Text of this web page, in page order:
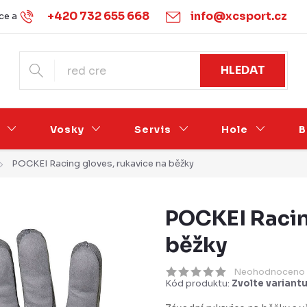
+420 732 655 668 info@xcsport.cz
a vrácení Obchodní podmínky Ochrana osobních údajů
HLEDAT
Vosky Servis Hole
POCKEI Racing gloves, rukavice na běžky
POCKEI
běžky
Neohodnoceno
Kód produktu: Zvolte variantu